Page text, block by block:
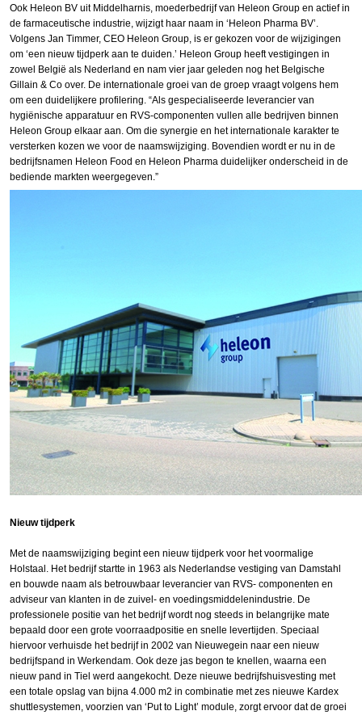
Ook Heleon BV uit Middelharnis, moederbedrijf van Heleon Group en actief in
de farmaceutische industrie, wijzigt haar naam in ‘Heleon Pharma BV’.
Volgens Jan Timmer, CEO Heleon Group, is er gekozen voor de wijzigingen
om ‘een nieuw tijdperk aan te duiden.’ Heleon Group heeft vestigingen in
zowel België als Nederland en nam vier jaar geleden nog het Belgische
Gillain & Co over. De internationale groei van de groep vraagt volgens hem
om een duidelijkere profilering. “Als gespecialiseerde leverancier van
hygiënische apparatuur en RVS-componenten vullen alle bedrijven binnen
Heleon Group elkaar aan. Om die synergie en het internationale karakter te
versterken kozen we voor de naamswijziging. Bovendien wordt er nu in de
bedrijfsnamen Heleon Food en Heleon Pharma duidelijker onderscheid in de
bediende markten weergegeven.”
Nieuw tijdperk
Met de naamswijziging begint een nieuw tijdperk voor het voormalige
Holstaal. Het bedrijf startte in 1963 als Nederlandse vestiging van Damstahl
en bouwde naam als betrouwbaar leverancier van RVS- componenten en
adviseur van klanten in de zuivel- en voedingsmiddelenindustrie. De
professionele positie van het bedrijf wordt nog steeds in belangrijke mate
bepaald door een grote voorraadpositie en snelle levertijden. Speciaal
hiervoor verhuisde het bedrijf in 2002 van Nieuwegein naar een nieuw
bedrijfspand in Werkendam. Ook deze jas begon te knellen, waarna een
nieuw pand in Tiel werd aangekocht. Deze nieuwe bedrijfshuisvesting met
een totale opslag van bijna 4.000 m2 in combinatie met zes nieuwe Kardex
shuttlesystemen, voorzien van ‘Put to Light’ module, zorgt ervoor dat de groei